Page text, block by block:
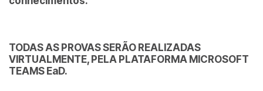
TODAS AS PROVAS SERÃO REALIZADAS
VIRTUALMENTE, PELA PLATAFORMA MICROSOFT
TEAMS EaD.